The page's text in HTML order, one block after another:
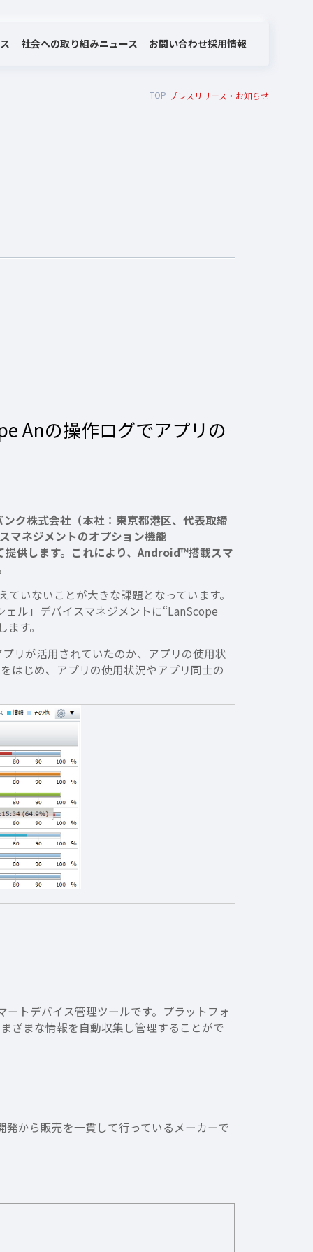
MOTEX/LANSCOPEのあゆみ
社会への取り組みニュース お問い合わせ採用情報
TOP プレスリリース・お知らせ
Anの操作ログでアプリの
ク株式会社（本社：東京都港区、代表取締
マネジメントのオプション機能
供します。これにより、Android™搭載スマ
いないことが大きな課題となっています。
ル」デバイスマネジメントに“LanScope
す。
リが活用されていたのか、アプリの使用状
はじめ、アプリの使用状況やアプリ同士の
トデバイス管理ツールです。プラットフォ
ざまな情報を自動収集し管理することがで
から販売を一貫して行っているメーカーで